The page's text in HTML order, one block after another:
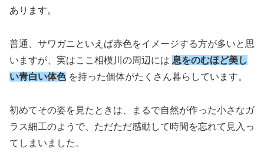
あります。
普通、サワガニといえば赤色をイメージする方が多いと思
いますが、実はここ相模川の周辺には 息をのむほど美し
い青白い体色を持った個体がたくさん暮らしています。
初めてその姿を見たときは、まるで自然が作った小さなガ
ラス細工のようで、ただただ感動して時間を忘れて見入っ
てしまいました。